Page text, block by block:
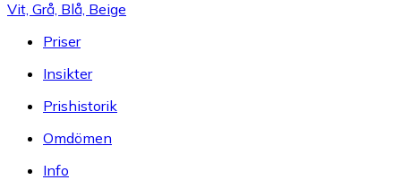
Vit, Grå, Blå, Beige
Priser
Insikter
Prishistorik
Omdömen
Info